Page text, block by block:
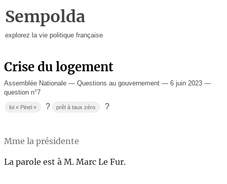
Sempolda
explorez la vie politique française
Crise du logement
Assemblée Nationale — Questions au gouvernement — 6 juin 2023 —
question n°7
loi « Pinel » ? prêt à taux zéro ?
Mme la présidente
La parole est à M. Marc Le Fur.